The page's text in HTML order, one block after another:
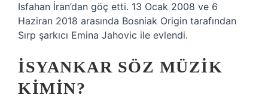
Isfahan İran’dan göç etti. 13 Ocak 2008 ve 6
Haziran 2018 arasında Bosniak Origin tarafından
Sırp şarkıcı Emina Jahovic ile evlendi.
İSYANKAR SÖZ MÜZIK
KIMIN?